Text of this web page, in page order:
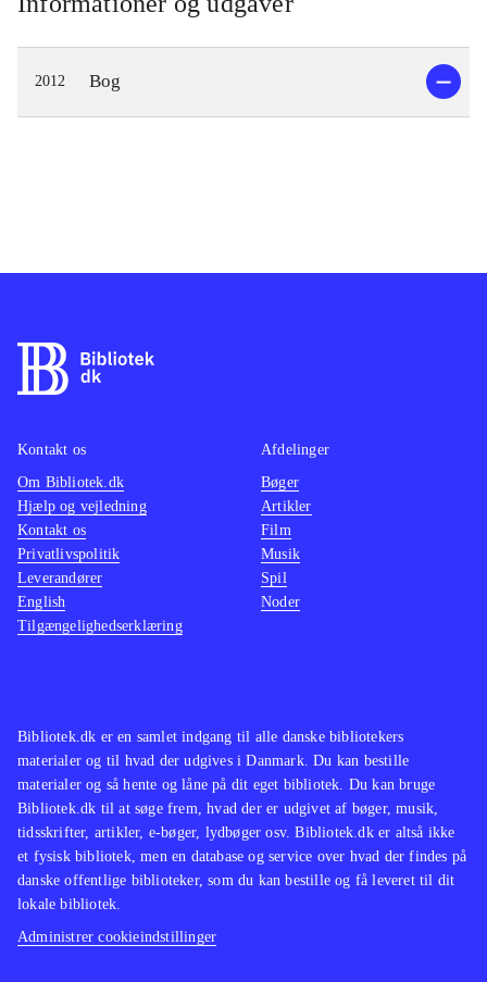
2012 Bog
Bibliotek.dk er en samlet indgang til alle danske bibliotekers
materialer og til hvad der udgives i Danmark. Du kan bestille
materialer og så hente og låne på dit eget bibliotek. Du kan bruge
Bibliotek.dk til at søge frem, hvad der er udgivet af bøger, musik,
tidsskrifter, artikler, e-bøger, lydbøger osv. Bibliotek.dk er altså ikke
et fysisk bibliotek, men en database og service over hvad der findes på
danske offentlige biblioteker, som du kan bestille og få leveret til dit
lokale bibliotek.
Administrer cookieindstillinger
Kontakt os
Om Bibliotek.dk
Hjælp og vejledning
Kontakt os
Privatlivspolitik
Leverandører
English
Tilgængelighedserklæring
Afdelinger
Bøger
Artikler
Film
Musik
Spil
Noder